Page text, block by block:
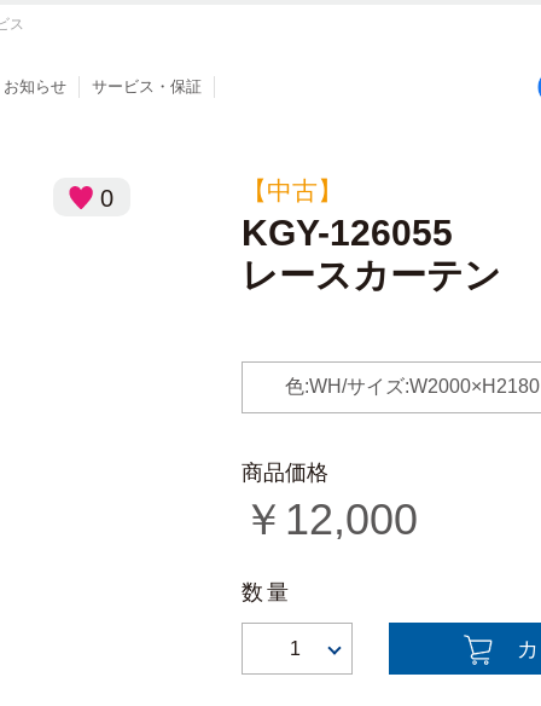
ス
お知らせ サービス・保証
0 【中古】
KGY-126055
レースカーテン
色:WH/サイズ:W2000×H2180
商品価格
￥ 12,000
数量
1